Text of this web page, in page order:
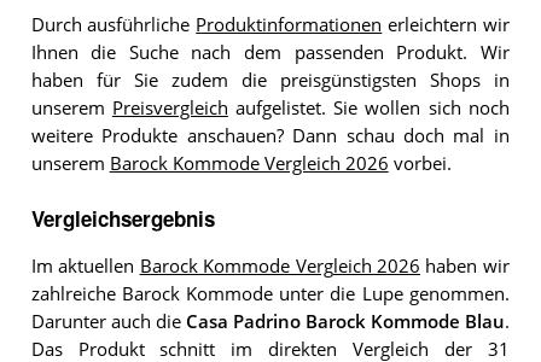
Durch ausführliche Produktinformationen erleichtern wir
Ihnen die Suche nach dem passenden Produkt. Wir
haben für Sie zudem die preisgünstigsten Shops in
unserem Preisvergleich aufgelistet. Sie wollen sich noch
weitere Produkte anschauen? Dann schau doch mal in
unserem Barock Kommode Vergleich 2026 vorbei.
Vergleichsergebnis
Im aktuellen Barock Kommode Vergleich 2026 haben wir
zahlreiche Barock Kommode unter die Lupe genommen.
Darunter auch die Casa Padrino Barock Kommode Blau.
Das Produkt schnitt im direkten Vergleich der 31